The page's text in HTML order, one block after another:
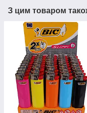
З цим товаром